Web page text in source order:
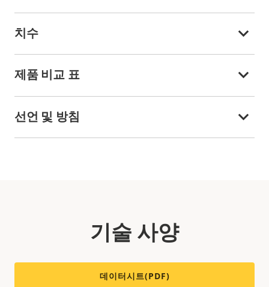
치수
제품 비교 표
선언 및 방침
기술 사양
데이터시트(PDF)